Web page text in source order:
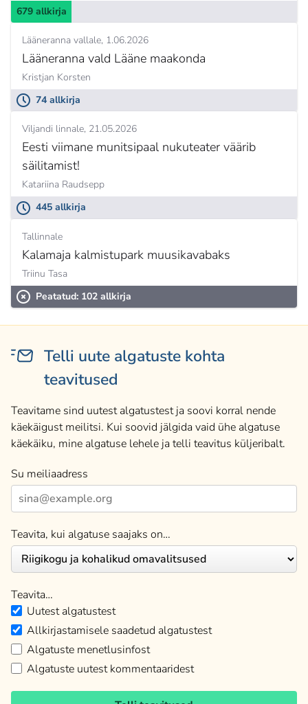
679 allkirja
Lääneranna vallale 1.06.2026
Lääneranna vald Lääne maakonda
Kristjan Korsten
74 allkirja
Viljandi linnale 21.05.2026
Eesti viimane munitsipaal nukuteater väärib
säilitamist!
Katariina Raudsepp
445 allkirja
Tallinnale
Kalamaja kalmistupark muusikavabaks
Triinu Tasa
Peatatud: 102 allkirja
Telli uute algatuste kohta
teavitused
Teavitame sind uutest algatustest ja soovi korral nende
käekäigust meilitsi. Kui soovid jälgida vaid ühe algatuse
käekäiku, mine algatuse lehele ja telli teavitus küljeribalt.
Su meiliaadress
Teavita, kui algatuse saajaks on…
Teavita…
Uutest algatustest
Allkirjastamisele saadetud algatustest
Algatuste menetlusinfost
Algatuste uutest kommentaaridest